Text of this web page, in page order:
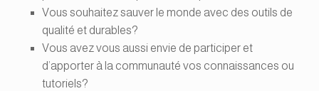
Vous souhaitez sauver le monde avec des outils de
qualité et durables?
Vous avez vous aussi envie de participer et
d’apporter à la communauté vos connaissances ou
tutoriels?